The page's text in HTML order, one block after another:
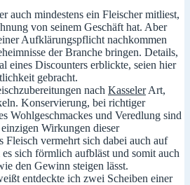
auch mindestens ein Fleischer mitliest,
von seinem Geschäft hat. Aber
Aufklärungspflicht nachkommen
der Branche bringen. Details,
eines Discounters erblickte, seien hier
gebracht.
nach KasselerArt,
Konservierung, bei richtiger
Wohlgeschmackes und Veredlung sind
Wirkungen dieser
Fleisch vermehrt sich dabei auch auf
sich förmlich aufbläst und somit auch
den Gewinn steigen lässt.
entdeckte ich zwei Scheiben einer